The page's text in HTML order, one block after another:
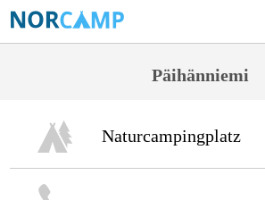
Päihänniemi
Naturcampingplatz